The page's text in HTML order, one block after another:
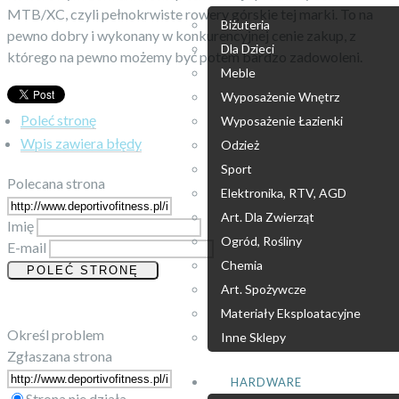
Biżuteria
Dla Dzieci
Meble
Wyposażenie Wnętrz
Wyposażenie Łazienki
Odzież
Sport
Elektronika, RTV, AGD
Art. Dla Zwierząt
Ogród, Rośliny
Chemia
Art. Spożywcze
Materiały Eksploatacyjne
Inne Sklepy
HARDWARE
MTB/XC, czyli pełnokrwiste rowery górskie tej marki. To na
pewno dobry i wykonany w konkurencyjnej cenie zakup, z
którego na pewno możemy być potem bardzo zadowoleni.
Poleć stronę
Wpis zawiera błędy
Polecana strona
Imię
E-mail
Określ problem
Zgłaszana strona